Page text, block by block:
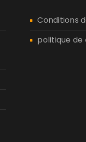
Conditions
politique